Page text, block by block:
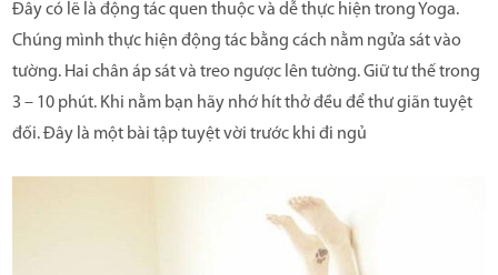
Đây có lẽ là động tác quen thuộc và dễ thực hiện trong Yoga.
Chúng mình thực hiện động tác bằng cách nằm ngửa sát vào
tường. Hai chân áp sát và treo ngược lên tường. Giữ tư thế trong
3 – 10 phút. Khi nằm bạn hãy nhớ hít thở đều để thư giãn tuyệt
đối. Đây là một bài tập tuyệt vời trước khi đi ngủ